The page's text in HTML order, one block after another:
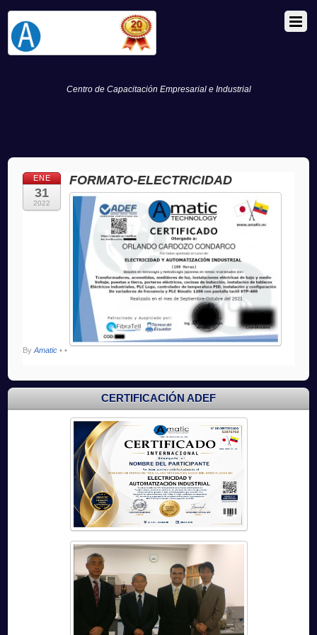
Centro de Capacitación Empresarial e Industrial
ENE
31
2022
FORMATO-ELECTRICIDAD
ByAmatic • •
CERTIFICACIÓN ADEF